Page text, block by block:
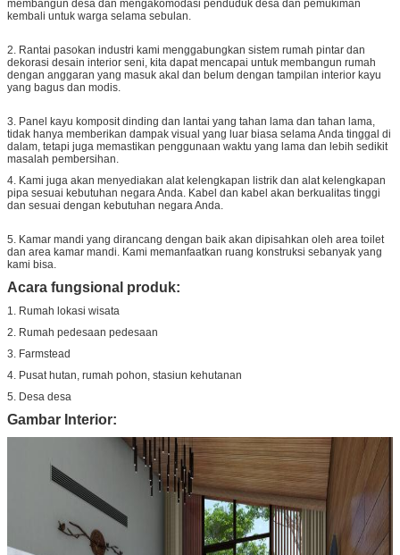
membangun desa dan mengakomodasi penduduk desa dan pemukiman
kembali untuk warga selama sebulan.
2. Rantai pasokan industri kami menggabungkan sistem rumah pintar dan
dekorasi desain interior seni, kita dapat mencapai untuk membangun rumah
dengan anggaran yang masuk akal dan belum dengan tampilan interior kayu
yang bagus dan modis.
3. Panel kayu komposit dinding dan lantai yang tahan lama dan tahan lama,
tidak hanya memberikan dampak visual yang luar biasa selama Anda tinggal di
dalam, tetapi juga memastikan penggunaan waktu yang lama dan lebih sedikit
masalah pembersihan.
4. Kami juga akan menyediakan alat kelengkapan listrik dan alat kelengkapan
pipa sesuai kebutuhan negara Anda. Kabel dan kabel akan berkualitas tinggi
dan sesuai dengan kebutuhan negara Anda.
5. Kamar mandi yang dirancang dengan baik akan dipisahkan oleh area toilet
dan area kamar mandi. Kami memanfaatkan ruang konstruksi sebanyak yang
kami bisa.
Acara fungsional produk:
1. Rumah lokasi wisata
2. Rumah pedesaan pedesaan
3. Farmstead
4. Pusat hutan, rumah pohon, stasiun kehutanan
5. Desa desa
Gambar Interior: